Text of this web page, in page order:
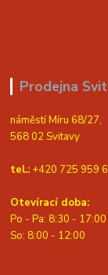
Prodejna
náměstí Míru 68/27,
568 02 Svitavy
tel.: +420 725 959
Otevírací doba:
Po - Pa: 8:30 - 17:00
So: 8:00 - 12:00